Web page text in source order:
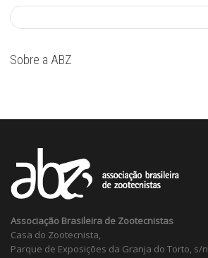
Sobre a ABZ
Associação Brasileira de Zootecnistas
Casa do Zootecnista,
Parque de Exposições da Granja do Torto, s/n